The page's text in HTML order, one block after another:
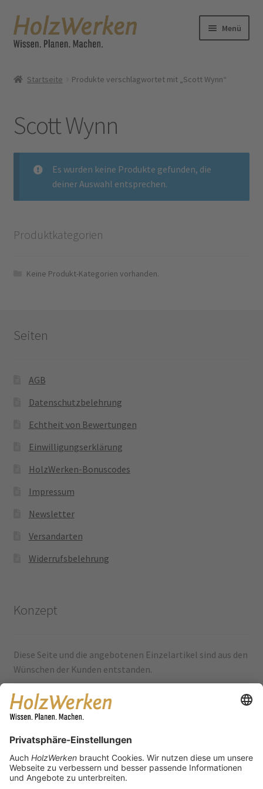
Zur
Navigation
springen
Zum
Inhalt
springen
Menü
Blog
Bücher
Zeitschrift
Startseite Produkte verschlagwortet mit „Scott Wynn“
Scott Wynn
Es wurden keine Produkte gefunden, die
deiner Auswahl entsprechen.
Produktkategorien
Keine Produkt-Kategorien vorhanden.
Seiten
AGB
Datenschutzbelehrung
Echtheit von Bewertungen
Einwilligungserklärung
HolzWerken-Bonuscodes
Impressum
Newsletter
Versandarten
Widerrufsbelehrung
Konzept
Diese Seite und die angebotenen Einzelartikel sind aus den
Wünschen der Kunden entstanden.
Eine riesige Auswahl an Tipps & Tricks, Leserprojekten,
Videos und vielem mehr findet sich auf der Hauptseite
Social Media